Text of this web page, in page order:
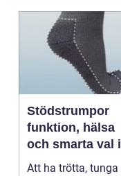
Stödstrumpor
funktion, hälsa
och smarta val i
vardagen
Att ha trötta, tunga